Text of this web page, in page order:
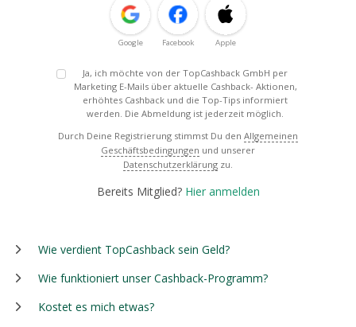
Google Facebook Apple
Ja, ich möchte von der TopCashback GmbH per
Marketing E-Mails über aktuelle Cashback- Aktionen,
erhöhtes Cashback und die Top-Tips informiert
werden. Die Abmeldung ist jederzeit möglich.
Durch Deine Registrierung stimmst Du den Allgemeinen
Geschäftsbedingungen und unserer
Datenschutzerklärung zu.
Bereits Mitglied? Hier anmelden
Wie verdient TopCashback sein Geld?
Wie funktioniert unser Cashback-Programm?
Kostet es mich etwas?